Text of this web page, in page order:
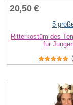
20,50 €
5
Ritterkostüm des
für